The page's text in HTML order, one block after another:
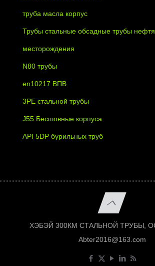
труба масла корпус
Трубы стальные обсадные трубы
месторождения
N80 трубы
en10217 ВПВ
3PE стальной трубы
J55 Бесшовные корпуса
API 5DP бурильных труб
ХЭБЭЙ 300КМ СТАЛЬНОЙ ТРУБЫ,
Abter2016@163.com